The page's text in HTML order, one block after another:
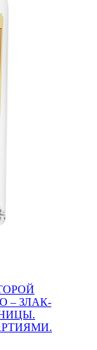
– ЗЛАК-